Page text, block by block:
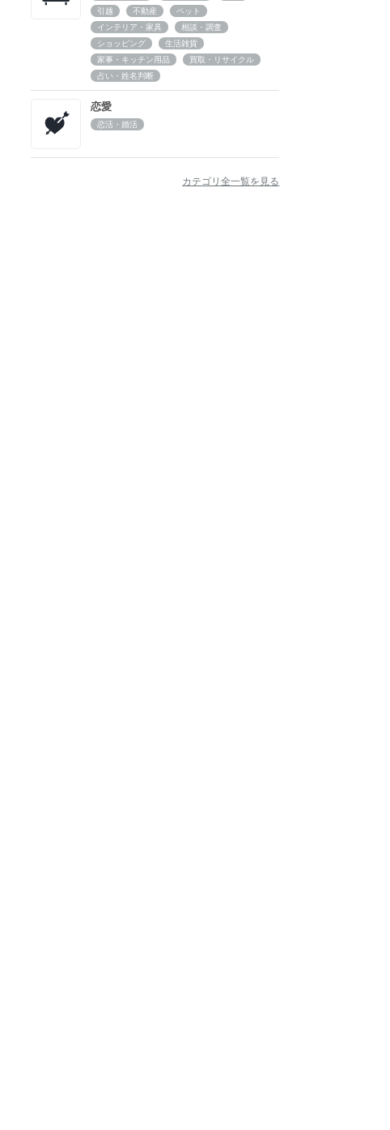
引越
不動産
ペット
インテリア・家具
相談・調査
ショッピング
生活雑貨
家事・キッチン用品
買取・リサイクル
占い・姓名判断
恋愛
恋活・婚活
カテゴリ全一覧を見る